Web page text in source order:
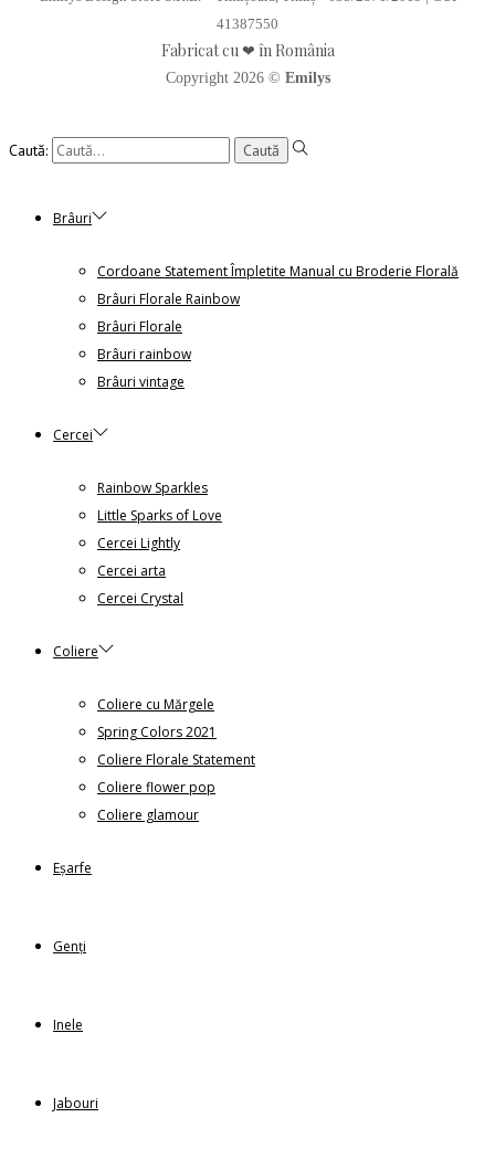
41387550
Fabricat cu ❤ în România
Copyright 2026 © Emilys
Caută:
Brâuri
Cordoane Statement Împletite Manual cu Broderie Florală
Brâuri Florale Rainbow
Brâuri Florale
Brâuri rainbow
Brâuri vintage
Cercei
Rainbow Sparkles
Little Sparks of Love
Cercei Lightly
Cercei arta
Cercei Crystal
Coliere
Coliere cu Mărgele
Spring Colors 2021
Coliere Florale Statement
Coliere flower pop
Coliere glamour
Eșarfe
Genți
Inele
Jabouri